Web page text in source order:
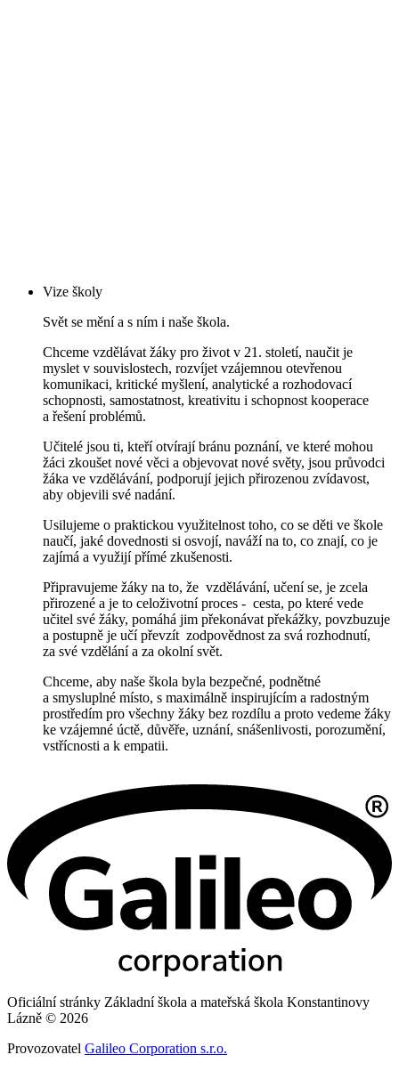
Vize školy
Svět se mění a s ním i naše škola.
Chceme vzdělávat žáky pro život v 21. století, naučit je
myslet v souvislostech, rozvíjet vzájemnou otevřenou
komunikaci, kritické myšlení, analytické a rozhodovací
schopnosti, samostatnost, kreativitu i schopnost kooperace
a řešení problémů.
Učitelé jsou ti, kteří otvírají bránu poznání, ve které mohou
žáci zkoušet nové věci a objevovat nové světy, jsou průvodci
žáka ve vzdělávání, podporují jejich přirozenou zvídavost,
aby objevili své nadání.
Usilujeme o praktickou využitelnost toho, co se děti ve škole
naučí, jaké dovednosti si osvojí, naváží na to, co znají, co je
zajímá a využijí přímé zkušenosti.
Připravujeme žáky na to, že vzdělávání, učení se, je zcela
přirozené a je to celoživotní proces - cesta, po které vede
učitel své žáky, pomáhá jim překonávat překážky, povzbuzuje
a postupně je učí převzít zodpovědnost za svá rozhodnutí,
za své vzdělání a za okolní svět.
Chceme, aby naše škola byla bezpečné, podnětné
a smysluplné místo, s maximálně inspirujícím a radostným
prostředím pro všechny žáky bez rozdílu a proto vedeme žáky
ke vzájemné úctě, důvěře, uznání, snášenlivosti, porozumění,
vstřícnosti a k empatii.
Oficiální stránky Základní škola a mateřská škola Konstantinovy
Lázně © 2026
Provozovatel Galileo Corporation s.r.o.